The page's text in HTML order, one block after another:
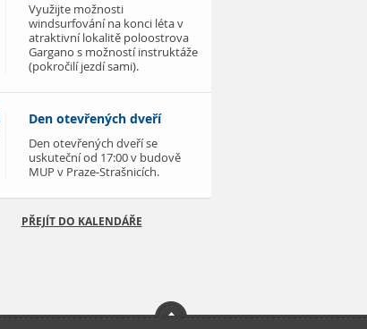
Využijte možnosti
windsurfování na konci léta v
atraktivní lokalitě poloostrova
Gargano s možností instruktáže
(pokročilí jezdí sami).
Den otevřených dveří
Den otevřených dveří se
uskuteční od 17:00 v budově
MUP v Praze-Strašnicích.
PŘEJÍT DO KALENDÁŘE